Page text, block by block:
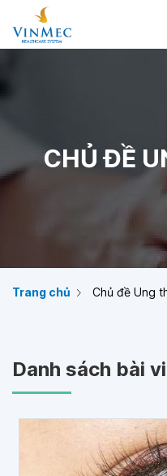
CHỦ ĐỀ
Trang chủ Chủ đề Ung
Danh sách bài